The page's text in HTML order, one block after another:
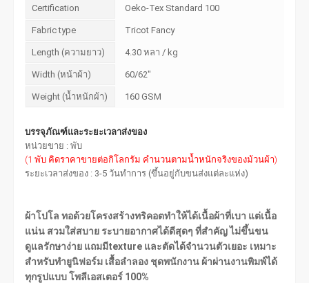
Certification Oeko-Tex Standard 100
Fabric type Tricot Fancy
Length (ความยาว) 4.30 หลา / kg
Width (หน้าผ้า) 60/62"
Weight (น้ำหนักผ้า) 160 GSM
บรรจุภัณฑ์และระยะเวลาส่งของ
หน่วยขาย : พับ
(1 พับ คิดราคาขายต่อกิโลกรัม คำนวนตามน้ำหนักจริงของม้วนผ้า)
ระยะเวลาส่งของ : 3-5 วันทำการ (ขึ้นอยู่กับขนส่งแต่ละแห่ง)
ผ้าโปโล ทอด้วยโครงสร้างทริคอตทำให้ได้เนื้อผ้าที่เบา แต่เนื้อ
แน่น สวมใส่สบาย ระบายอากาศได้ดีสุดๆ ที่สำคัญ ไม่ขึ้นขน
ดูแลรักษาง่าย แถมมีtexture และตัดได้จำนวนตัวเยอะ เหมาะ
สำหรับทำยูนิฟอร์ม เสื้อลำลอง ชุดพนักงาน ผ้าผ่านงานพิมพ์ได้
ทุกรูปแบบ โพลีเอสเตอร์ 100%